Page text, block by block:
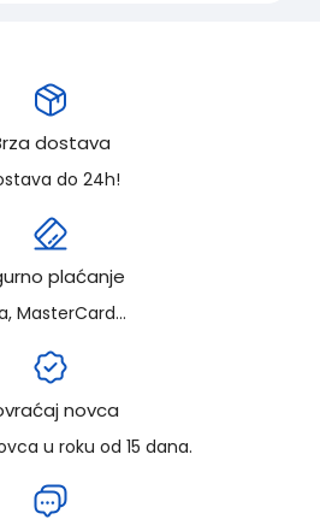
dostava
do 24h!
plaćanje
MasterCard...
novca
u roku od 15 dana.